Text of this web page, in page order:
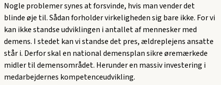
Nogle problemer synes at forsvinde, hvis man vender det
blinde øje til. Sådan forholder virkeligheden sig bare ikke. For vi
kan ikke standse udviklingen i antallet af mennesker med
demens. I stedet kan vi standse det pres, ældreplejens ansatte
står i. Derfor skal en national demensplan sikre øremærkede
midler til demensområdet. Herunder en massiv investering i
medarbejdernes kompetenceudvikling.